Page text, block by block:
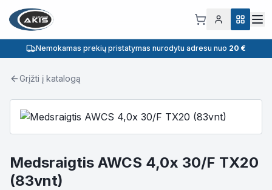
Nemokamas prekių pristatymas nurodytu adresu nuo 20 €
Grįžti į katalogą
Medsraigtis AWCS 4,0x 30/F TX20
(83vnt)